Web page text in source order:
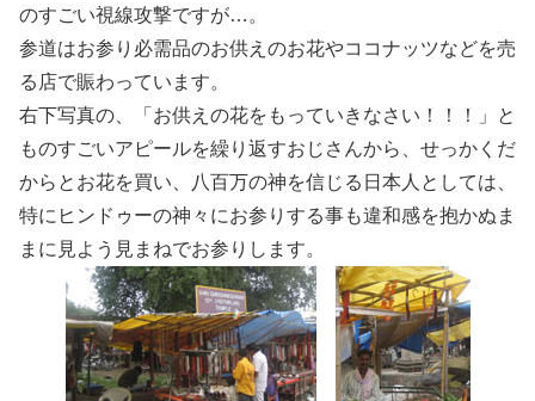
のすごい視線攻撃ですが…。
参道はお参り必需品のお供えのお花やココナッツなどを売
る店で賑わっています。
右下写真の、「お供えの花をもっていきなさい！！！」と
ものすごいアピールを繰り返すおじさんから、せっかくだ
からとお花を買い、八百万の神を信じる日本人としては、
特にヒンドゥーの神々にお参りする事も違和感を抱かぬま
まに見よう見まねでお参りします。